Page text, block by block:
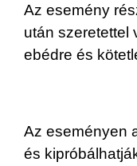
Az esemény
után szeretettel
ebédre és
Az eseményen
és